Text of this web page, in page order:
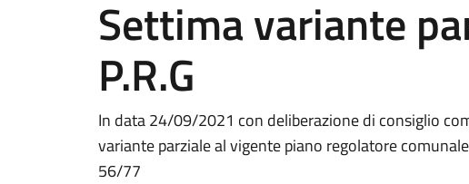
Settima variante
P.R.G
In data 24/09/2021 con deliberazione di consiglio
variante parziale al vigente piano regolatore
56/77